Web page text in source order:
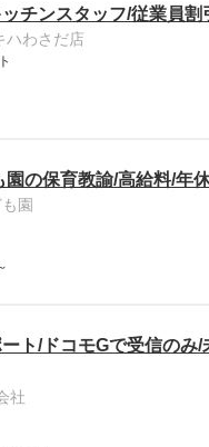
チンスタッフ/従業員
ハわさだ店
園の保育教諭/高給料/年
園
ト/ドコモGで受信のみ
社